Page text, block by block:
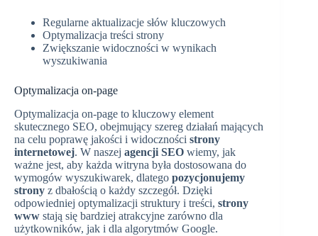
Regularne aktualizacje słów kluczowych
Optymalizacja treści strony
Zwiększanie widoczności w wynikach
wyszukiwania
Optymalizacja on-page
Optymalizacja on-page to kluczowy element
skutecznego SEO, obejmujący szereg działań mających
na celu poprawę jakości i widoczności strony
internetowej. W naszej agencji SEO wiemy, jak
ważne jest, aby każda witryna była dostosowana do
wymogów wyszukiwarek, dlatego pozycjonujemy
strony z dbałością o każdy szczegół. Dzięki
odpowiedniej optymalizacji struktury i treści, strony
www stają się bardziej atrakcyjne zarówno dla
użytkowników, jak i dla algorytmów Google.